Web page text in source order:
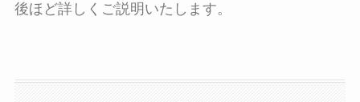
後ほど詳しくご説明いたします。